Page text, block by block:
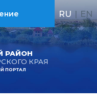
РАЙОН
КРАЯ
ПОРТАЛ
RU | EN